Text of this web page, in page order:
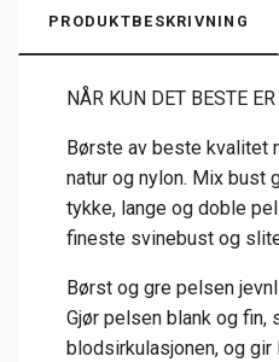
PRODUKTBESKRIVNING
NÅR KUN DET BESTE
Børste av beste kvalitet
natur og nylon. Mix bust
tykke, lange og doble
fineste svinebust og
Børst og gre pelsen
Gjør pelsen blank og fin,
blodsirkulasjonen, og